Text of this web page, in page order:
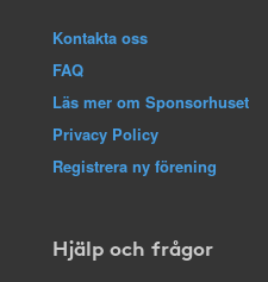
Kontakta oss
FAQ
Läs mer om Sponsorhuset
Privacy Policy
Registrera ny förening
Hjälp och frågor